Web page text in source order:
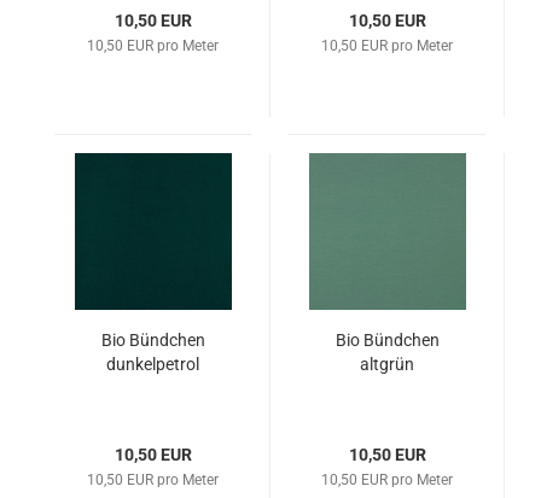
10,50 EUR
10,50 EUR pro Meter
10,50 EUR
10,50 EUR pro Meter
Bio Bündchen
dunkelpetrol
10,50 EUR
10,50 EUR pro Meter
Bio Bündchen
altgrün
10,50 EUR
10,50 EUR pro Meter